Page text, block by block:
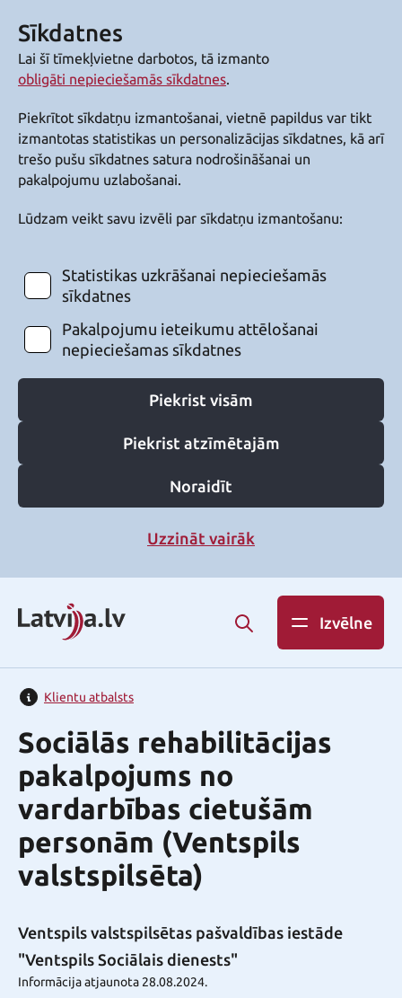
Sīkdatnes
Lai šī tīmekļvietne darbotos, tā izmanto
obligāti nepieciešamās sīkdatnes.
Piekrītot sīkdatņu izmantošanai, vietnē papildus var tikt
izmantotas statistikas un personalizācijas sīkdatnes, kā arī
trešo pušu sīkdatnes satura nodrošināšanai un
pakalpojumu uzlabošanai.
Lūdzam veikt savu izvēli par sīkdatņu izmantošanu:
Statistikas uzkrāšanai nepieciešamās
sīkdatnes
Pakalpojumu ieteikumu attēlošanai
nepieciešamas sīkdatnes
Piekrist visām
Piekrist atzīmētajām
Noraidīt
Uzzināt vairāk
Izvēlne
Klientu atbalsts
Sociālās rehabilitācijas
pakalpojums no
vardarbības cietušām
personām (Ventspils
valstspilsēta)
Ventspils valstspilsētas pašvaldības iestāde
"Ventspils Sociālais dienests"
Informācija atjaunota 28.08.2024.